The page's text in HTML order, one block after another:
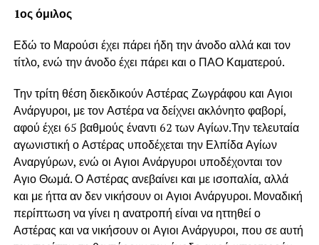
1ος όμιλος
Εδώ το Μαρούσι έχει πάρει ήδη την άνοδο αλλά και τον
τίτλο, ενώ την άνοδο έχει πάρει και ο ΠΑΟ Καματερού.
Την τρίτη θέση διεκδικούν Αστέρας Ζωγράφου και Αγιοι
Ανάργυροι, με τον Αστέρα να δείχνει ακλόνητο φαβορί,
αφού έχει 65 βαθμούς έναντι 62 των Αγίων.Την τελευταία
αγωνιστική ο Αστέρας υποδέχεται την Ελπίδα Αγίων
Αναργύρων, ενώ οι Αγιοι Ανάργυροι υποδέχονται τον
Αγιο Θωμά. Ο Αστέρας ανεβαίνει και με ισοπαλία, αλλά
και με ήττα αν δεν νικήσουν οι Αγιοι Ανάργυροι. Μοναδική
περίπτωση να γίνει η ανατροπή είναι να ηττηθεί ο
Αστέρας και να νικήσουν οι Αγιοι Ανάργυροι, που σε αυτή